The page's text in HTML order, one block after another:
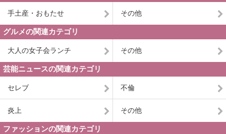
手土産・おもたせ その他
グルメの関連カテゴリ
大人の女子会ランチ その他
芸能ニュースの関連カテゴリ
セレブ 不倫
炎上 その他
ファッションの関連カテゴリ